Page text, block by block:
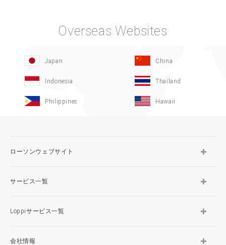
Overseas Websites
Japan China
Indonesia Thailand
Philippines Hawaii
ローソンウェブサイト
サービス一覧
Loppiサービス一覧
会社情報